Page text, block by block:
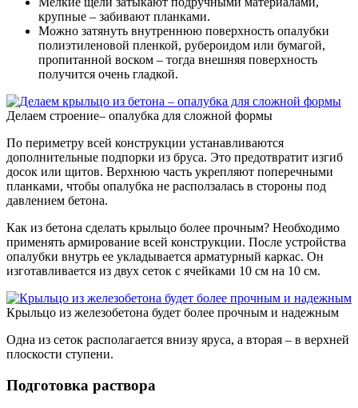
крупные – забивают планками.
Можно затянуть внутреннюю поверхность опалубки
полиэтиленовой пленкой, рубероидом или бумагой,
пропитанной воском – тогда внешняя поверхность
получится очень гладкой.
Делаем строение– опалубка для сложной формы
По периметру всей конструкции устанавливаются
дополнительные подпорки из бруса. Это предотвратит изгиб
досок или щитов. Верхнюю часть укрепляют поперечными
планками, чтобы опалубка не расползалась в стороны под
давлением бетона.
Как из бетона сделать крыльцо более прочным? Необходимо
применять армирование всей конструкции. После устройства
опалубки внутрь ее укладывается арматурный каркас. Он
изготавливается из двух сеток с ячейками 10 см на 10 см.
Крыльцо из железобетона будет более прочным и надежным
Одна из сеток располагается внизу яруса, а вторая – в верхней
плоскости ступени.
Подготовка раствора